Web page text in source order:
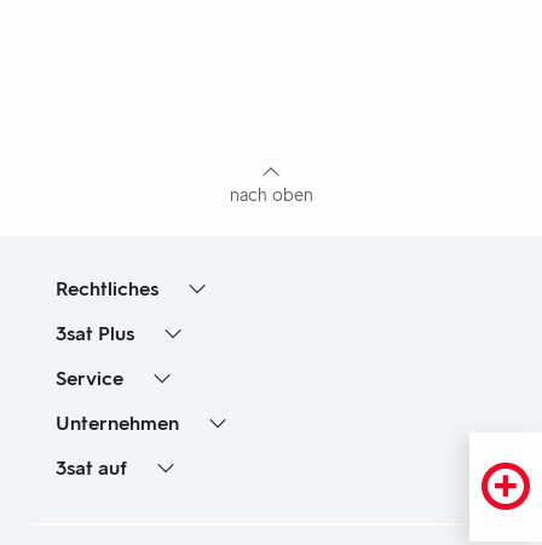
nach oben
Rechtliches
3sat Plus
Service
Unternehmen
3sat auf